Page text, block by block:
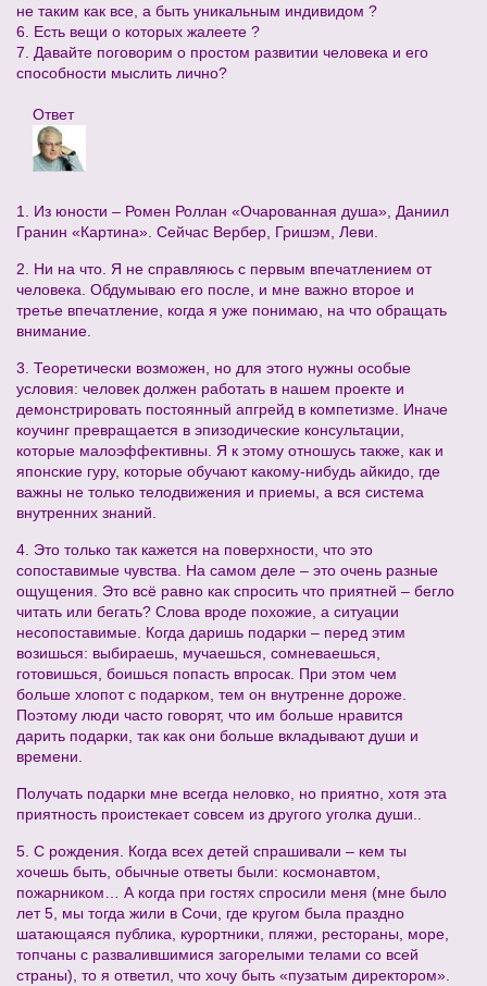
не таким как все, а быть уникальным индивидом ?
6. Есть вещи о которых жалеете ?
7. Давайте поговорим о простом развитии человека и его
способности мыслить лично?
Ответ
1. Из юности – Ромен Роллан «Очарованная душа», Даниил
Гранин «Картина». Сейчас Вербер, Гришэм, Леви.
2. Ни на что. Я не справляюсь с первым впечатлением от
человека. Обдумываю его после, и мне важно второе и
третье впечатление, когда я уже понимаю, на что обращать
внимание.
3. Теоретически возможен, но для этого нужны особые
условия: человек должен работать в нашем проекте и
демонстрировать постоянный апгрейд в компетизме. Иначе
коучинг превращается в эпизодические консультации,
которые малоэффективны. Я к этому отношусь также, как и
японские гуру, которые обучают какому-нибудь айкидо, где
важны не только телодвижения и приемы, а вся система
внутренних знаний.
4. Это только так кажется на поверхности, что это
сопоставимые чувства. На самом деле – это очень разные
ощущения. Это всё равно как спросить что приятней – бегло
читать или бегать? Слова вроде похожие, а ситуации
несопоставимые. Когда даришь подарки – перед этим
возишься: выбираешь, мучаешься, сомневаешься,
готовишься, боишься попасть впросак. При этом чем
больше хлопот с подарком, тем он внутренне дороже.
Поэтому люди часто говорят, что им больше нравится
дарить подарки, так как они больше вкладывают души и
времени.
Получать подарки мне всегда неловко, но приятно, хотя эта
приятность проистекает совсем из другого уголка души..
5. С рождения. Когда всех детей спрашивали – кем ты
хочешь быть, обычные ответы были: космонавтом,
пожарником… А когда при гостях спросили меня (мне было
лет 5, мы тогда жили в Сочи, где кругом была праздно
шатающаяся публика, курортники, пляжи, рестораны, море,
топчаны с развалившимися загорелыми телами со всей
страны), то я ответил, что хочу быть «пузатым директором».